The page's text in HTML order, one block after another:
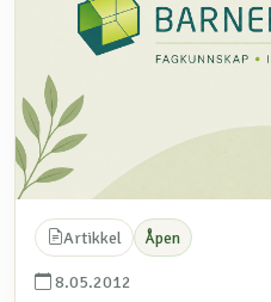
Artikkel Åpen
8.05.2012